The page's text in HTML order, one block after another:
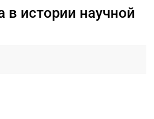
в истории научной